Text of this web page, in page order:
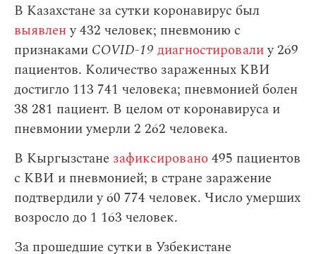
В Казахстане за сутки коронавирус был
выявлену 432 человек; пневмонию с
признаками COVID-19 диагностировалиу 269
пациентов. Количество зараженных КВИ
достигло 113 741 человека; пневмонией болен
38 281 пациент. В целом от коронавируса и
пневмонии умерли 2 262 человека.
В Кыргызстане зафиксировано495 пациентов
с КВИ и пневмонией; в стране заражение
подтвердили у 60 774 человек. Число умерших
возросло до 1 163 человек.
За прошедшие сутки в Узбекистане